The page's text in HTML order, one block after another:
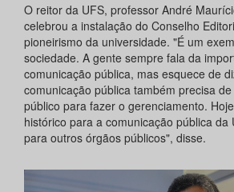
O reitor da UFS, professor André
celebrou a instalação do Conselho
pioneirismo da universidade. "É um
sociedade. A gente sempre fala da
comunicação pública, mas esquece de
comunicação pública também precisa
público para fazer o gerenciamento.
histórico para a comunicação pública da
para outros órgãos públicos", disse.